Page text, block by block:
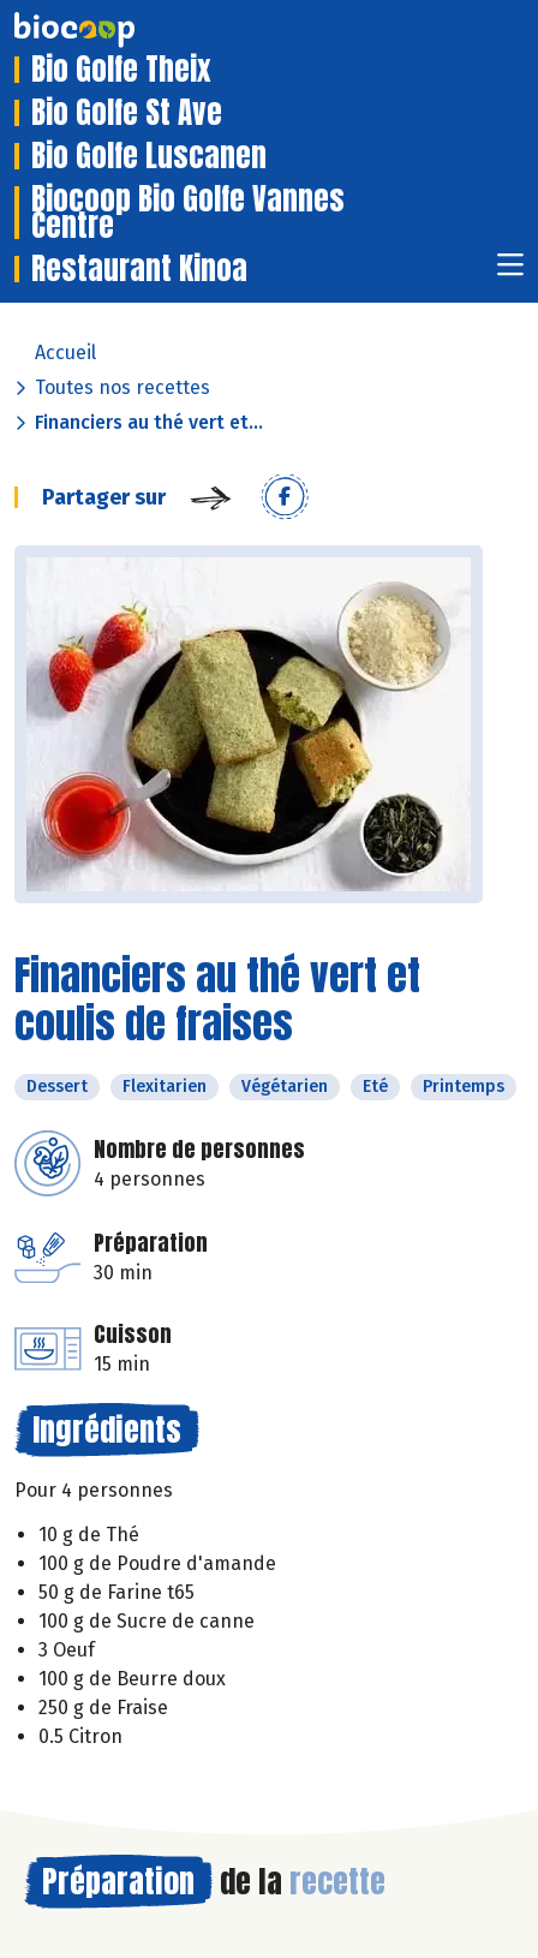
Bio Golfe Theix
Bio Golfe St Ave
Bio Golfe Luscanen
Biocoop Bio Golfe Vannes
Centre
Restaurant Kinoa
Accueil
Toutes nos recettes
Financiers au thé vert et...
Partager sur
Financiers au thé vert et
coulis de fraises
Dessert Flexitarien Végétarien Eté Printemps
Nombre de personnes
4 personnes
Préparation
30 min
Cuisson
15 min
Ingrédients
Pour 4 personnes
10 g de Thé
100 g de Poudre d'amande
50 g de Farine t65
100 g de Sucre de canne
3 Oeuf
100 g de Beurre doux
250 g de Fraise
0.5 Citron
Préparation de la recette